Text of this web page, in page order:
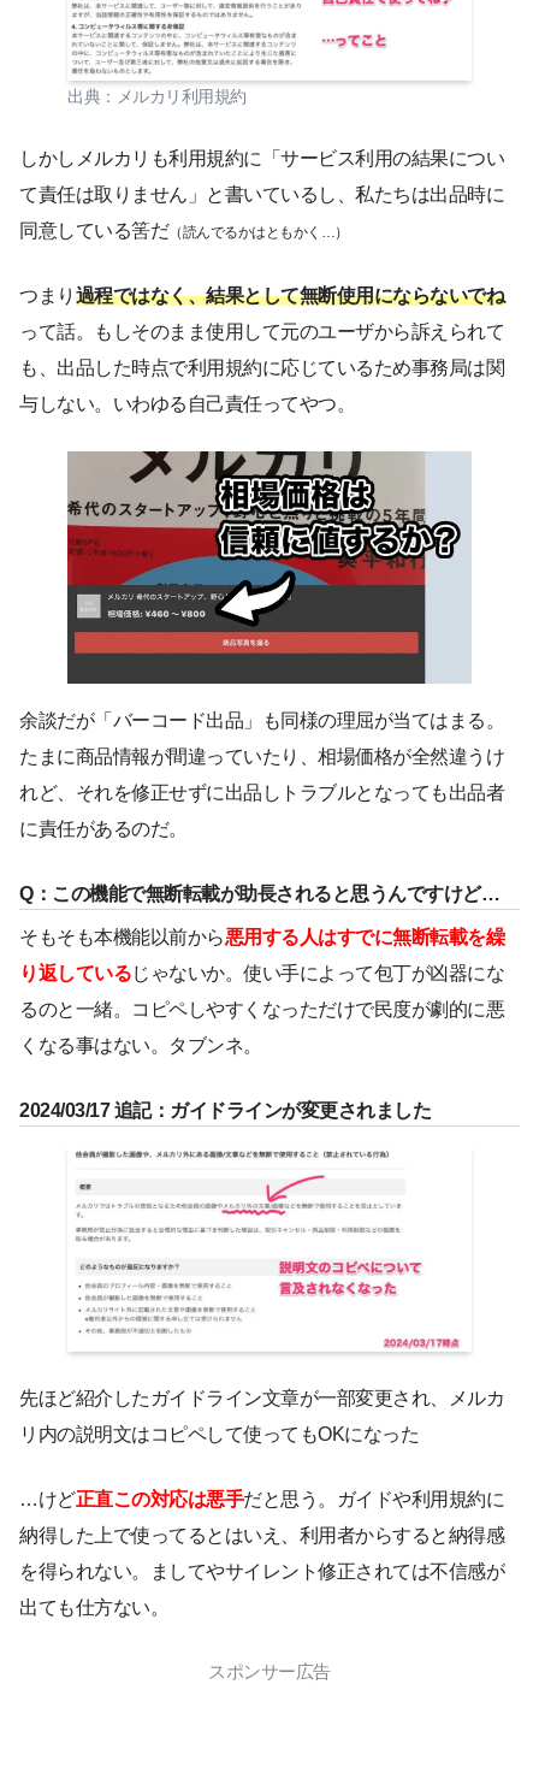
出典：メルカリ利用規約
しかしメルカリも利用規約に「サービス利用の結果につい
て責任は取りません」と書いているし、私たちは出品時に
同意している筈だ （読んでるかはともかく…）
つまり 過程ではなく、結果として無断使用にならないでね
って話。もしそのまま使用して元のユーザから訴えられて
も、出品した時点で利用規約に応じているため事務局は関
与しない。いわゆる自己責任ってやつ。
余談だが「バーコード出品」も同様の理屈が当てはまる。
たまに商品情報が間違っていたり、相場価格が全然違うけ
れど、それを修正せずに出品しトラブルとなっても出品者
に責任があるのだ。
Q：この機能で無断転載が助長されると思うんですけど…
そもそも本機能以前から悪用する人はすでに無断転載を繰
り返しているじゃないか。使い手によって包丁が凶器にな
るのと一緒。コピペしやすくなっただけで民度が劇的に悪
くなる事はない。タブンネ。
2024/03/17 追記：ガイドラインが変更されました
先ほど紹介したガイドライン文章が一部変更され、メルカ
リ内の説明文はコピペして使ってもOKになった
…けど正直この対応は悪手だと思う。ガイドや利用規約に
納得した上で使ってるとはいえ、利用者からすると納得感
を得られない。ましてやサイレント修正されては不信感が
出ても仕方ない。
スポンサー広告